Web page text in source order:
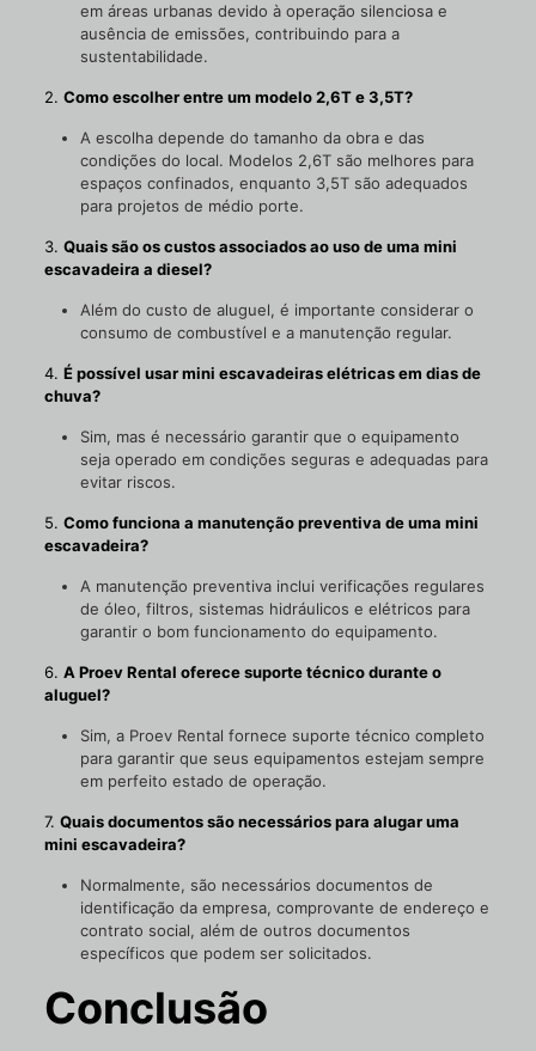
em áreas urbanas devido à operação silenciosa e
ausência de emissões, contribuindo para a
sustentabilidade.
2. Como escolher entre um modelo 2,6T e 3,5T?
A escolha depende do tamanho da obra e das
condições do local. Modelos 2,6T são melhores para
espaços confinados, enquanto 3,5T são adequados
para projetos de médio porte.
3. Quais são os custos associados ao uso de uma mini
escavadeira a diesel?
Além do custo de aluguel, é importante considerar o
consumo de combustível e a manutenção regular.
4. É possível usar mini escavadeiras elétricas em dias de
chuva?
Sim, mas é necessário garantir que o equipamento
seja operado em condições seguras e adequadas para
evitar riscos.
5. Como funciona a manutenção preventiva de uma mini
escavadeira?
A manutenção preventiva inclui verificações regulares
de óleo, filtros, sistemas hidráulicos e elétricos para
garantir o bom funcionamento do equipamento.
6. A Proev Rental oferece suporte técnico durante o
aluguel?
Sim, a Proev Rental fornece suporte técnico completo
para garantir que seus equipamentos estejam sempre
em perfeito estado de operação.
7. Quais documentos são necessários para alugar uma
mini escavadeira?
Normalmente, são necessários documentos de
identificação da empresa, comprovante de endereço e
contrato social, além de outros documentos
específicos que podem ser solicitados.
Conclusão